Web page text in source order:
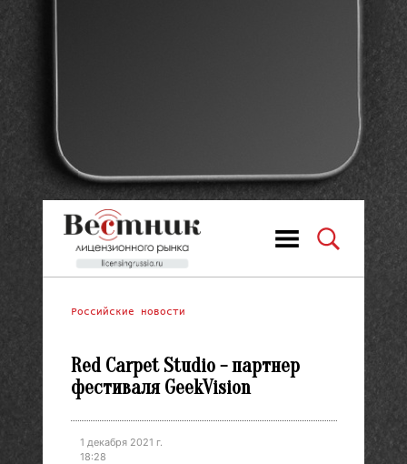
Российские новости
Red Carpet Studio - партнер
фестиваля GeekVision
1 декабря 2021 г.
18:28